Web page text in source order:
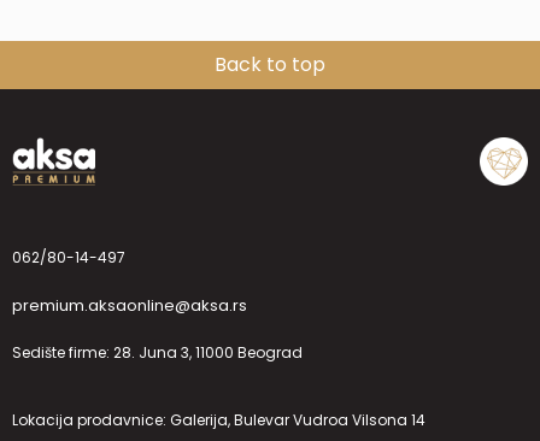
Back to top
062/80-14-497
premium.aksaonline@aksa.rs
Sedište firme: 28. Juna 3, 11000 Beograd
Lokacija prodavnice: Galerija, Bulevar Vudroa Vilsona 14